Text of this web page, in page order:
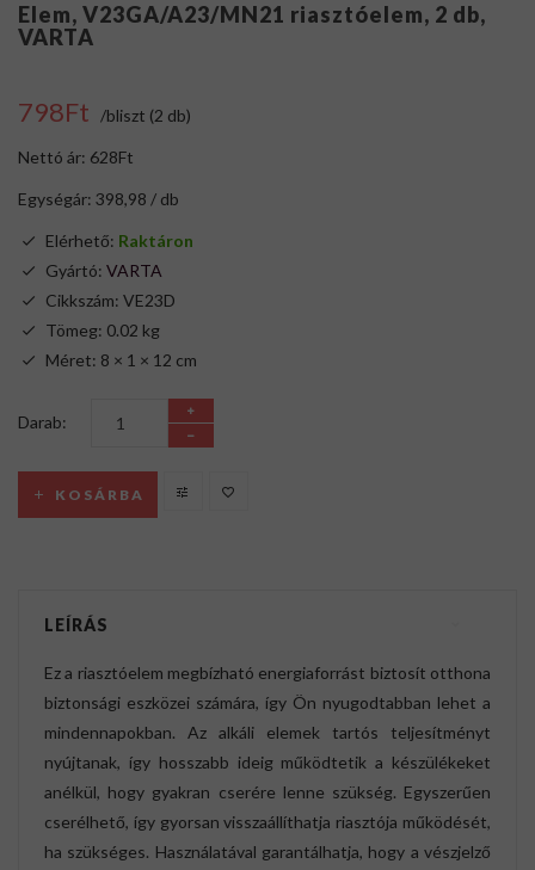
Elem, V23GA/A23/MN21 riasztóelem, 2 db,
VARTA
798Ft /bliszt (2 db)
Nettó ár: 628Ft
Egységár: 398,98 / db
Elérhető: Raktáron
Gyártó: VARTA
Cikkszám: VE23D
Tömeg: 0.02 kg
Méret: 8 × 1 × 12 cm
Darab:
KOSÁRBA
LEÍRÁS
Ez a riasztóelem megbízható energiaforrást biztosít otthona
biztonsági eszközei számára, így Ön nyugodtabban lehet a
mindennapokban. Az alkáli elemek tartós teljesítményt
nyújtanak, így hosszabb ideig működtetik a készülékeket
anélkül, hogy gyakran cserére lenne szükség. Egyszerűen
cserélhető, így gyorsan visszaállíthatja riasztója működését,
ha szükséges. Használatával garantálhatja, hogy a vészjelző